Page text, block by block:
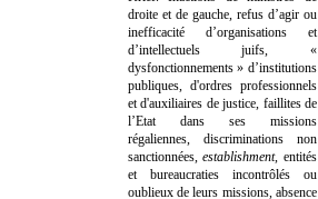
droite et de gauche, refus d’agir ou
inefficacité d’organisations et
d’intellectuels juifs, «
dysfonctionnements » d’institutions
publiques, d'ordres professionnels
et d'auxiliaires de justice, faillites de
l’Etat dans ses missions
régaliennes, discriminations non
sanctionnées,establishment, entités
et bureaucraties incontrôlés ou
oublieux de leurs missions, absence